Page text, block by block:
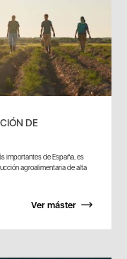
DE
importantes de España, es
agroalimentaria de alta
Ver máster